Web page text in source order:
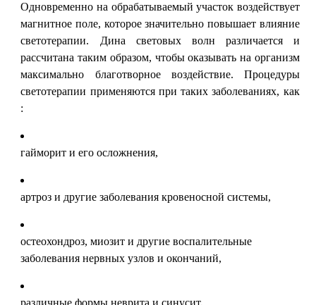
Одновременно на обрабатываемый участок воздействует
магнитное поле, которое значительно повышает влияние
светотерапии. Дина световых волн различается и
рассчитана таким образом, чтобы оказывать на организм
максимально благотворное воздействие. Процедуры
светотерапии применяются при таких заболеваниях, как
:
гайморит и его осложнения,
артроз и другие заболевания кровеносной системы,
остеохондроз, миозит и другие воспалительные
заболевания нервных узлов и окончаний,
различные формы неврита и синусит,